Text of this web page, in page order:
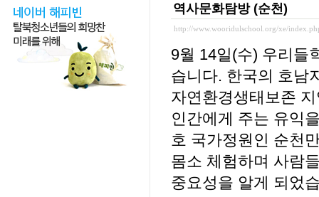
역사문화탐방 (순천)
http://www.wooridulschool.org/xe/
9월 14일(수) 우리들
습니다. 한국의 호남
자연환경생태보존
인간에게 주는 유익
호 국가정원인 순천
몸소 체험하며 사람
중요성을 알게 되었